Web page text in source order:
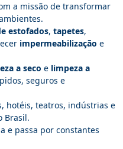
a missão de transformar
estofados, tapetes,
impermeabilização e
a seco e limpeza a
seguros e
hotéis, teatros, indústrias e
Brasil.
e passa por constantes